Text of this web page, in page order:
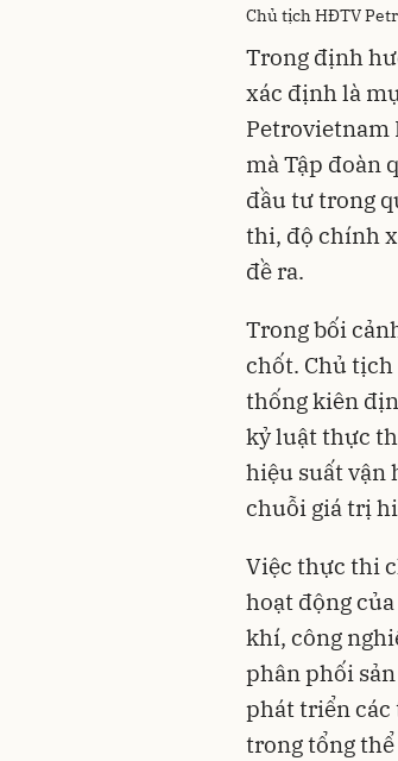
Chủ tịch HĐTV
Trong định
xác định là
Petrovietnam
mà Tập đoàn
đầu tư trong
thi, độ chính
đề ra.
Trong bối
chốt. Chủ tịch
thống kiên
kỷ luật thực
hiệu suất vận
chuỗi giá trị
Việc thực thi
hoạt động
khí, công
phân phối
phát triển các
trong tổng